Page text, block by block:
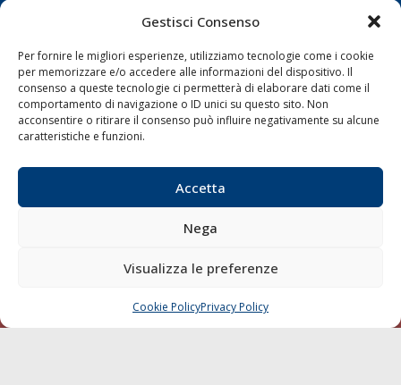
Gestisci Consenso
Per fornire le migliori esperienze, utilizziamo tecnologie come i cookie
per memorizzare e/o accedere alle informazioni del dispositivo. Il
consenso a queste tecnologie ci permetterà di elaborare dati come il
comportamento di navigazione o ID unici su questo sito. Non
acconsentire o ritirare il consenso può influire negativamente su alcune
caratteristiche e funzioni.
Accetta
Nega
Visualizza le preferenze
Cookie PolicyPrivacy Policy
LINK
Shipping
Porti/Interporti
Trasporti
Sostenibilità
Compagnie di Navigazione
Blue economy
Diporto
Contatti
CHIAMA SCRIVI